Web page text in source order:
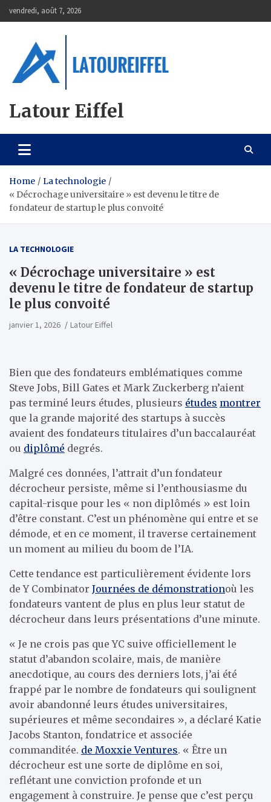
to
vendredi, août 7, 2026
Latour Eiffel
Home
La technologie
« Décrochage universitaire » est devenu le titre de
fondateur de startup le plus convoité
LA TECHNOLOGIE
« Décrochage universitaire » est
devenu le titre de fondateur de startup
le plus convoité
janvier 1, 2026 Latour Eiffel
Bien que des fondateurs emblématiques comme
Steve Jobs, Bill Gates et Mark Zuckerberg n’aient
pas terminé leurs études, plusieurs études montrer
que la grande majorité des startups à succès
avaient des fondateurs titulaires d’un baccalauréat
ou diplômé degrés.
Malgré ces données, l’attrait d’un fondateur
décrocheur persiste, même si l’enthousiasme du
capital-risque pour les « non diplômés » est loin
d’être constant. C’est un phénomène qui entre et se
démode, et en ce moment, il traverse certainement
un moment au milieu du boom de l’IA.
Cette tendance est particulièrement évidente lors
de Y Combinator Journées de démonstrationoù les
fondateurs vantent de plus en plus leur statut de
décrocheur dans leurs présentations d’une minute.
« Je ne crois pas que YC suive officiellement le
statut d’abandon scolaire, mais, de manière
anecdotique, au cours des derniers lots, j’ai été
frappé par le nombre de fondateurs qui soulignent
avoir abandonné leurs études universitaires,
supérieures et même secondaires », a déclaré Katie
Jacobs Stanton, fondatrice et associée
commanditée. de Moxxie Ventures. « Être un
décrocheur est une sorte de diplôme en soi,
reflétant une conviction profonde et un
engagement à construire. Je pense que c’est perçu